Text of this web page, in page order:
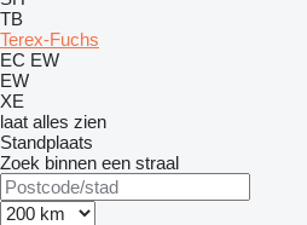
TB
Terex-Fuchs
EC EW
EW
XE
laat alles zien
Standplaats
Zoek binnen een straal